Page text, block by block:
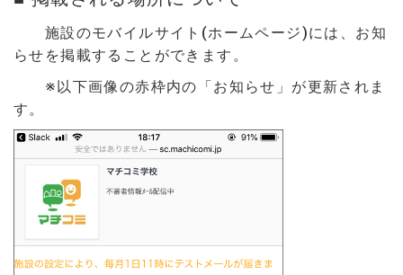
施設のモバイルサイト(ホームページ)には、お知
らせを掲載することができます。
※以下画像の赤枠内の「お知らせ」が更新されま
す。